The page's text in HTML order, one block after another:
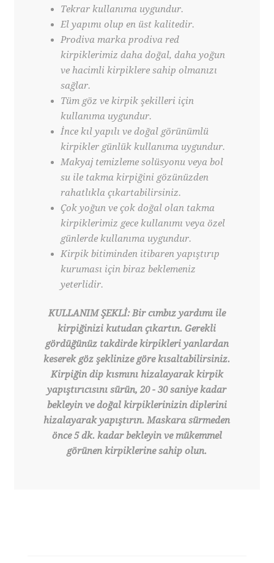
Tekrar kullanıma uygundur.
El yapımı olup en üst kalitedir.
Prodiva marka prodiva red
kirpiklerimiz daha doğal, daha yoğun
ve hacimli kirpiklere sahip olmanızı
sağlar.
Tüm göz ve kirpik şekilleri için
kullanıma uygundur.
İnce kıl yapılı ve doğal görünümlü
kirpikler günlük kullanıma uygundur.
Makyaj temizleme solüsyonu veya bol
su ile takma kirpiğini gözünüzden
rahatlıkla çıkartabilirsiniz.
Çok yoğun ve çok doğal olan takma
kirpiklerimiz gece kullanımı veya özel
günlerde kullanıma uygundur.
Kirpik bitiminden itibaren yapıştırıp
kuruması için biraz beklemeniz
yeterlidir.
KULLANIM ŞEKLİ: Bir cımbız yardımı ile
kirpiğinizi kutudan çıkartın. Gerekli
gördüğünüz takdirde kirpikleri yanlardan
keserek göz şeklinize göre kısaltabilirsiniz.
Kirpiğin dip kısmını hizalayarak kirpik
yapıştırıcısını sürün, 20 - 30 saniye kadar
bekleyin ve doğal kirpiklerinizin diplerini
hizalayarak yapıştırın. Maskara sürmeden
önce 5 dk. kadar bekleyin ve mükemmel
görünen kirpiklerine sahip olun.